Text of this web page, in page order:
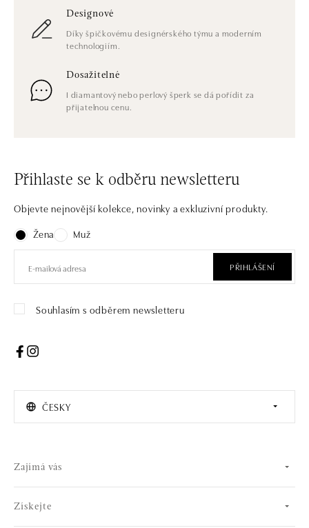
Designové
Díky špičkovému designérského týmu a moderním
technologiím.
Dosažitelné
I diamantový nebo perlový šperk se dá pořídit za
přijatelnou cenu.
Přihlaste se k odběru newsletteru
Objevte nejnovější kolekce, novinky a exkluzivní produkty.
Žena
Muž
PŘIHLÁŠENÍ
Souhlasím s odběrem newsletteru
ČESKY
Zajímá vás
Získejte